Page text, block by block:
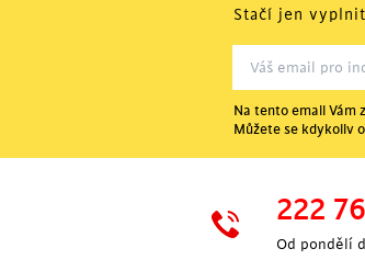
Stačí jen
Na tento email Vám
Můžete se kdykoliv
222
Od pondělí